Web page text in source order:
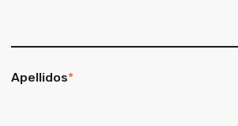
Apellidos*